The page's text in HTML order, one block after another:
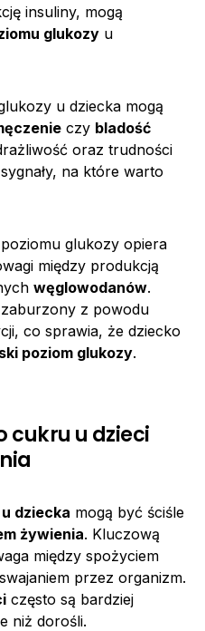
insuliny, mogą
glukozy u
u dziecka mogą
czy bladość
oraz trudności
na które warto
glukozy opiera
między produkcją
węglowodanów.
z powodu
co sprawia, że dziecko
poziom glukozy.
cukru u dzieci
dziecka mogą być ściśle
żywienia. Kluczową
między spożyciem
przez organizm.
często są bardziej
niż dorośli.